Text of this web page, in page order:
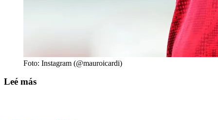
Foto: Instagram (@mauroicardi)
Leé más